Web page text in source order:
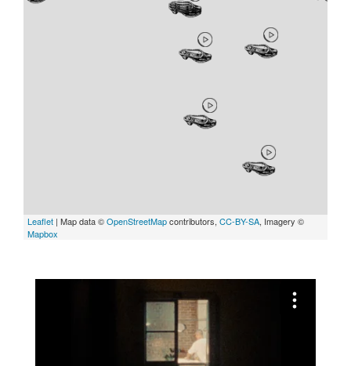
Leaflet | Map data ©OpenStreetMapcontributors, CC-BY-SA, Imagery ©
Mapbox